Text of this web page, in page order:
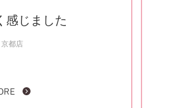
感じました
京都店